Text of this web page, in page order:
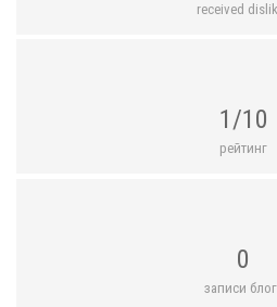
received
1/10
рейтинг
0
записи